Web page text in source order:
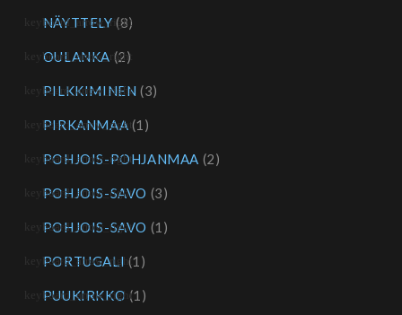
NÄYTTELY (8)
OULANKA (2)
PILKKIMINEN (3)
PIRKANMAA (1)
POHJOIS-POHJANMAA (2)
POHJOIS-SAVO (3)
POHJOIS-SAVO (1)
PORTUGALI (1)
PUUKIRKKO (1)